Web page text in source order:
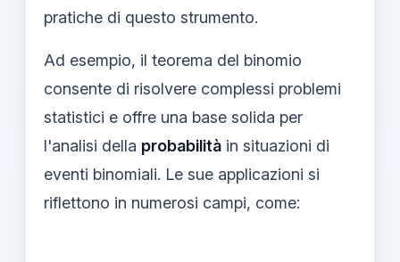
pratiche di questo strumento.
Ad esempio, il teorema del binomio
consente di risolvere complessi problemi
statistici e offre una base solida per
l'analisi della probabilità in situazioni di
eventi binomiali. Le sue applicazioni si
riflettono in numerosi campi, come: